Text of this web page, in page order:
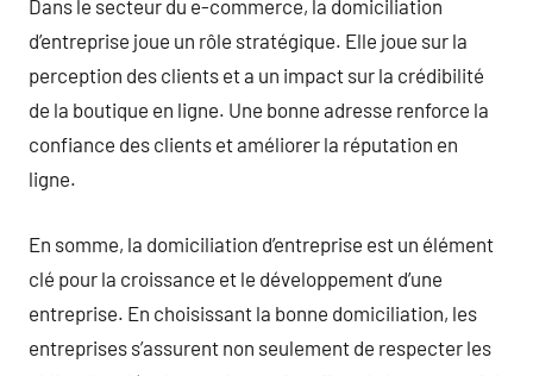
Dans le secteur du e-commerce, la domiciliation
d’entreprise joue un rôle stratégique. Elle joue sur la
perception des clients et a un impact sur la crédibilité
de la boutique en ligne. Une bonne adresse renforce la
confiance des clients et améliorer la réputation en
ligne.
En somme, la domiciliation d’entreprise est un élément
clé pour la croissance et le développement d’une
entreprise. En choisissant la bonne domiciliation, les
entreprises s’assurent non seulement de respecter les